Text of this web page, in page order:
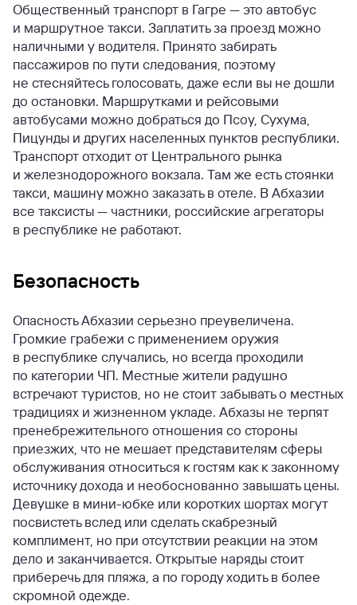
Общественный транспорт в Гагре — это автобус
и маршрутное такси. Заплатить за проезд можно
наличными у водителя. Принято забирать
пассажиров по пути следования, поэтому
не стесняйтесь голосовать, даже если вы не дошли
до остановки. Маршрутками и рейсовыми
автобусами можно добраться до Псоу, Сухума,
Пицунды и других населенных пунктов республики.
Транспорт отходит от Центрального рынка
и железнодорожного вокзала. Там же есть стоянки
такси, машину можно заказать в отеле. В Абхазии
все таксисты — частники, российские агрегаторы
в республике не работают.
Безопасность
Опасность Абхазии серьезно преувеличена.
Громкие грабежи с применением оружия
в республике случались, но всегда проходили
по категории ЧП. Местные жители радушно
встречают туристов, но не стоит забывать о местных
традициях и жизненном укладе. Абхазы не терпят
пренебрежительного отношения со стороны
приезжих, что не мешает представителям сферы
обслуживания относиться к гостям как к законному
источнику дохода и необоснованно завышать цены.
Девушке в мини-юбке или коротких шортах могут
посвистеть вслед или сделать скабрезный
комплимент, но при отсутствии реакции на этом
дело и заканчивается. Открытые наряды стоит
приберечь для пляжа, а по городу ходить в более
скромной одежде.